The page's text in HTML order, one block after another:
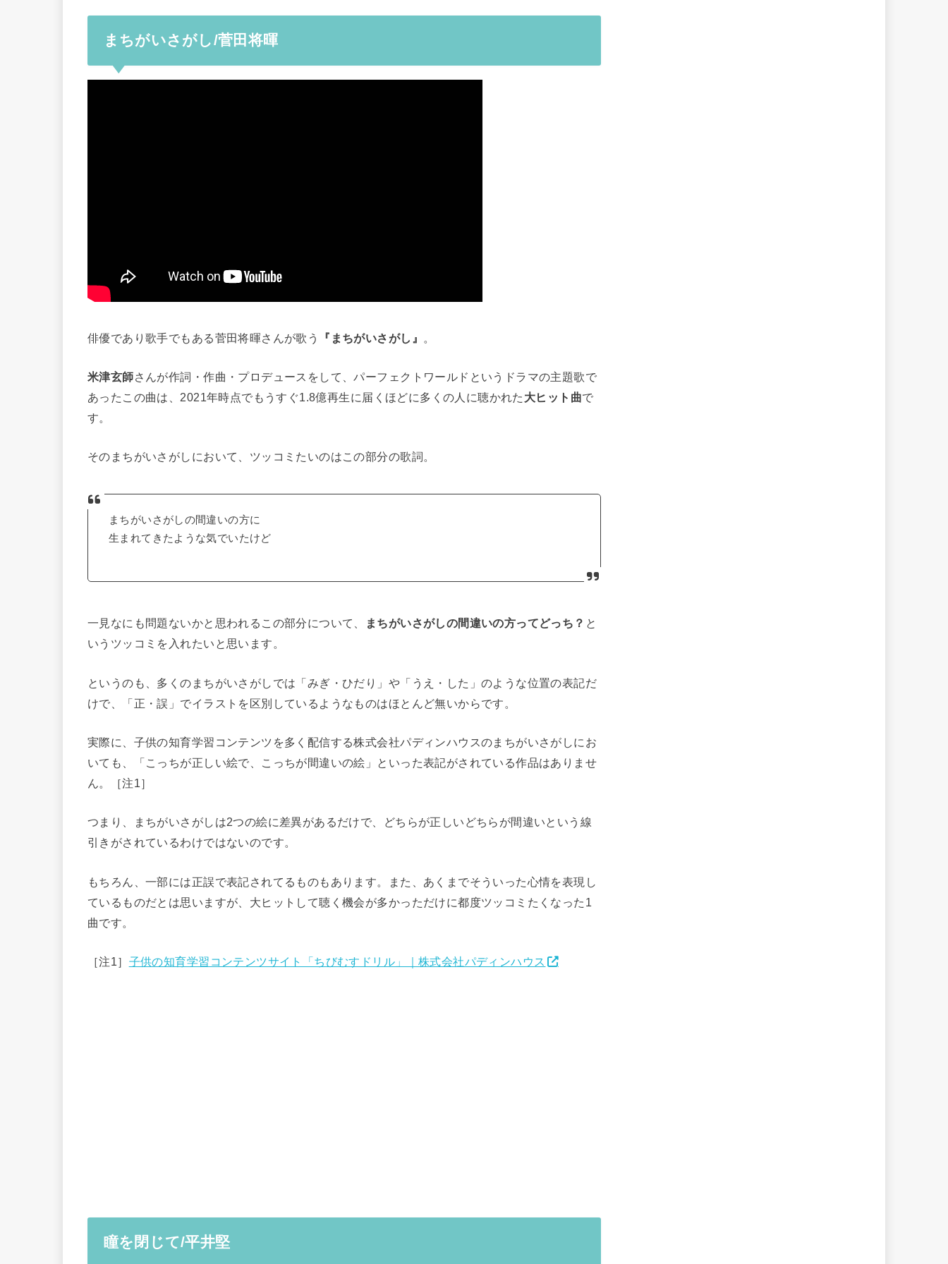
まちがいさがし/菅田将暉
俳優であり歌手でもある菅田将暉さんが歌う 『まちがいさがし』 。
米津玄師さんが作詞・作曲・プロデュースをして、パーフェクトワールドというドラマの主題歌で
あったこの曲は、2021年時点でもうすぐ1.8億再生に届くほどに多くの人に聴かれた 大ヒット曲で
す。
そのまちがいさがしにおいて、ツッコミたいのはこの部分の歌詞。
まちがいさがしの間違いの方に
生まれてきたような気でいたけど
一見なにも問題ないかと思われるこの部分について、 まちがいさがしの間違いの方ってどっち？ と
いうツッコミを入れたいと思います。
というのも、多くのまちがいさがしでは「みぎ・ひだり」や「うえ・した」のような位置の表記だ
けで、
「正・誤」でイラストを区別しているようなものはほとんど無いからです。
実際に、子供の知育学習コンテンツを多く配信する株式会社パディンハウスのまちがいさがしにお
いても、「こっちが正しい絵で、こっちが間違いの絵」といった表記がされている作品はありませ
ん。［注1］
つまり、まちがいさがしは2つの絵に差異があるだけで、
どちらが正しいどちらが間違いという線
引きがされているわけではないのです。
もちろん、一部には正誤で表記されてるものもあります。また、あくまでそういった心情を表現し
ているものだとは思いますが、大ヒットして聴く機会が多かっただけに都度ツッコミたくなった1
曲です。
［注1］ 子供の知育学習コンテンツサイト「ちびむすドリル」｜株式会社パディンハウス
瞳を閉じて/平井堅